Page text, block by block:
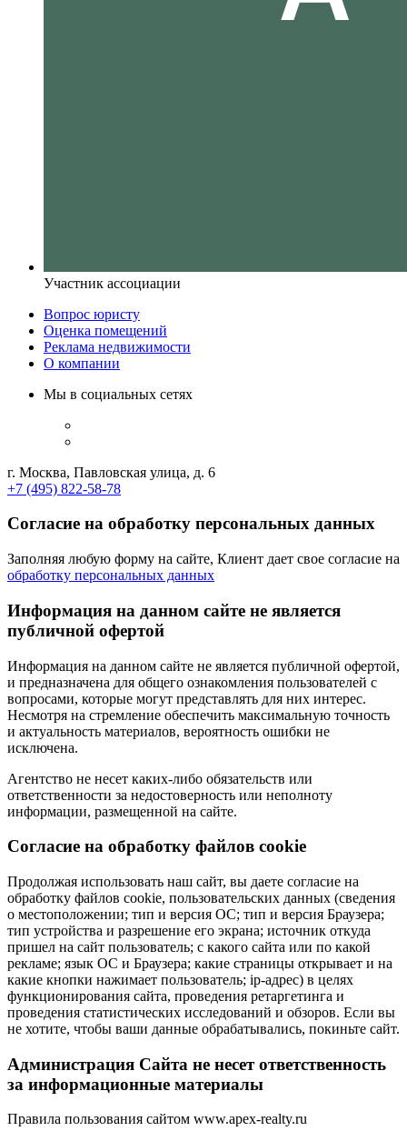
Участник ассоциации
Вопрос юристу
Оценка помещений
Реклама недвижимости
О компании
Мы в социальных сетях
г. Москва, Павловская улица, д. 6
+7 (495) 822-58-78
Согласие на обработку персональных данных
Заполняя любую форму на сайте, Клиент дает свое согласие на
обработку персональных данных
Информация на данном сайте не является
публичной офертой
Информация на данном сайте не является публичной офертой,
и предназначена для общего ознакомления пользователей с
вопросами, которые могут представлять для них интерес.
Несмотря на стремление обеспечить максимальную точность
и актуальность материалов, вероятность ошибки не
исключена.
Агентство не несет каких-либо обязательств или
ответственности за недостоверность или неполноту
информации, размещенной на сайте.
Cогласие на обработку файлов cookie
Продолжая использовать наш сайт, вы даете согласие на
обработку файлов cookie, пользовательских данных (сведения
о местоположении; тип и версия ОС; тип и версия Браузера;
тип устройства и разрешение его экрана; источник откуда
пришел на сайт пользователь; с какого сайта или по какой
рекламе; язык ОС и Браузера; какие страницы открывает и на
какие кнопки нажимает пользователь; ip-адрес) в целях
функционирования сайта, проведения ретаргетинга и
проведения статистических исследований и обзоров. Если вы
не хотите, чтобы ваши данные обрабатывались, покиньте сайт.
Администрация Сайта не несет ответственность
за информационные материалы
Правила пользования сайтом www.apex-realty.ru